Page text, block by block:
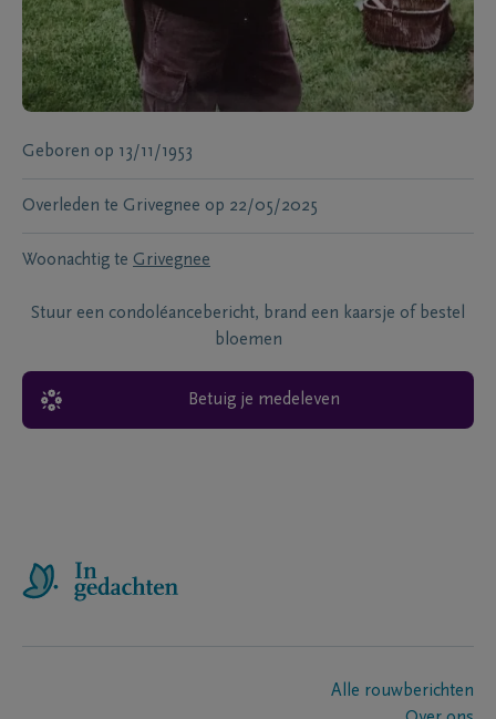
Geboren op 13/11/1953
Overleden te Grivegnee op 22/05/2025
Woonachtig te Grivegnee
Stuur een condoléancebericht, brand een kaarsje of bestel
bloemen
Betuig je medeleven
Alle rouwberichten